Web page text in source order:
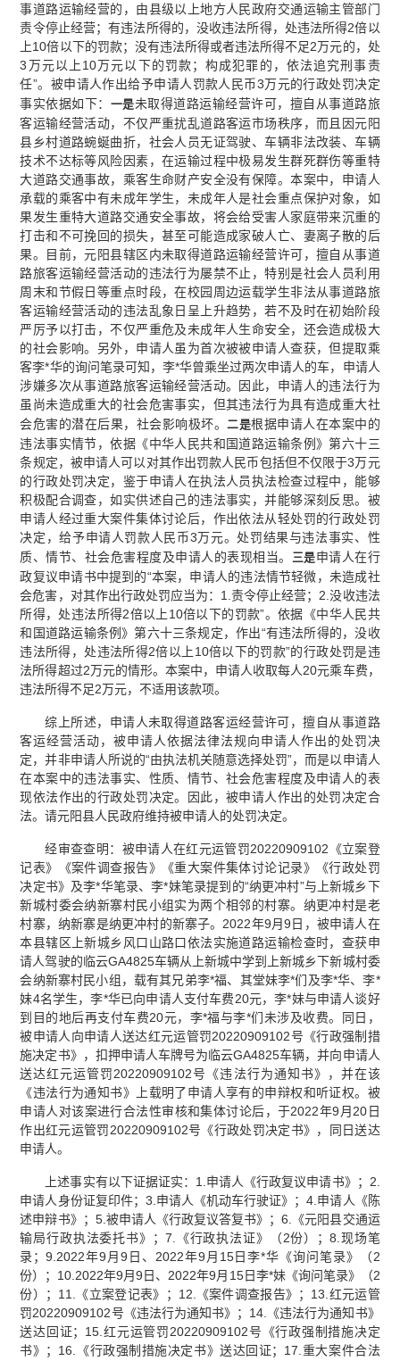
事道路运输经营的，由县级以上地方人民政府交通运输主管部门
责令停止经营；有违法所得的，没收违法所得，处违法所得2倍以
上10倍以下的罚款；没有违法所得或者违法所得不足2万元的，处
3万元以上10万元以下的罚款；构成犯罪的，依法追究刑事责
任”。被申请人作出给予申请人罚款人民币3万元的行政处罚决定
事实依据如下： 一是未取得道路运输经营许可，擅自从事道路旅
客运输经营活动，不仅严重扰乱道路客运市场秩序，而且因元阳
县乡村道路蜿蜒曲折，社会人员无证驾驶、车辆非法改装、车辆
技术不达标等风险因素，在运输过程中极易发生群死群伤等重特
大道路交通事故，乘客生命财产安全没有保障。本案中，申请人
承载的乘客中有未成年学生，未成年人是社会重点保护对象，如
果发生重特大道路交通安全事故，将会给受害人家庭带来沉重的
打击和不可挽回的损失，甚至可能造成家破人亡、妻离子散的后
果。目前，元阳县辖区内未取得道路运输经营许可，擅自从事道
路旅客运输经营活动的违法行为屡禁不止，特别是社会人员利用
周末和节假日等重点时段，在校园周边运载学生非法从事道路旅
客运输经营活动的违法乱象日呈上升趋势，若不及时在初始阶段
严厉予以打击，不仅严重危及未成年人生命安全，还会造成极大
的社会影响。另外，申请人虽为首次被被申请人查获，但提取乘
客李*华的询问笔录可知，李*华曾乘坐过两次申请人的车，申请人
涉嫌多次从事道路旅客运输经营活动。因此，申请人的违法行为
虽尚未造成重大的社会危害事实，但其违法行为具有造成重大社
会危害的潜在后果，社会影响极坏。二是根据申请人在本案中的
违法事实情节，依据《中华人民共和国道路运输条例》第六十三
条规定，被申请人可以对其作出罚款人民币包括但不仅限于3万元
的行政处罚决定，鉴于申请人在执法人员执法检查过程中，能够
积极配合调查，如实供述自己的违法事实，并能够深刻反思。被
申请人经过重大案件集体讨论后，作出依法从轻处罚的行政处罚
决定，给予申请人罚款人民币3万元。处罚结果与违法事实、性
质、情节、社会危害程度及申请人的表现相当。
三是申请人在行
政复议申请书中提到的“本案，申请人的违法情节轻微，未造成社
会危害，对其作出行政处罚应当为：1.责令停止经营；2.没收违法
所得，处违法所得2倍以上10倍以下的罚款”。依据《中华人民共
和国道路运输条例》第六十三条规定，作出“有违法所得的，没收
违法所得，处违法所得2倍以上10倍以下的罚款”的行政处罚是违
法所得超过2万元的情形。本案中，申请人收取每人20元乘车费，
违法所得不足2万元，不适用该款项。
综上所述，申请人未取得道路客运经营许可，擅自从事道路
客运经营活动，被申请人依据法律法规向申请人作出的处罚决
定，并非申请人所说的“由执法机关随意选择处罚”，而是以申请人
在本案中的违法事实、性质、情节、社会危害程度及申请人的表
现依法作出的行政处罚决定。因此，被申请人作出的处罚决定合
法。请元阳县人民政府维持被申请人的处罚决定。
经审查查明：被申请人在红元运管罚20220909102《立案登
记表》《案件调查报告》《重大案件集体讨论记录》《行政处罚
决定书》及李*华笔录、李*妹笔录提到的“纳更冲村”与上新城乡下
新城村委会纳新寨村民小组实为两个相邻的村寨。纳更冲村是老
村寨，纳新寨是纳更冲村的新寨子。2022年9月9日，被申请人在
本县辖区上新城乡风口山路口依法实施道路运输检查时，查获申
请人驾驶的临云GA4825车辆从上新城中学到上新城乡下新城村委
会纳新寨村民小组，载有其兄弟李*福、其堂妹李*们及李*华、李*
妹4名学生，李*华已向申请人支付车费20元，李*妹与申请人谈好
到目的地后再支付车费20元，李*福与李*们未涉及收费。同日，
被申请人向申请人送达红元运管罚20220909102号《行政强制措
施决定书》，扣押申请人车牌号为临云GA4825车辆，并向申请人
送达红元运管罚20220909102号《违法行为通知书》，并在该
《违法行为通知书》上载明了申请人享有的申辩权和听证权。被
申请人对该案进行合法性审核和集体讨论后，于2022年9月20日
作出红元运管罚20220909102号《行政处罚决定书》，同日送达
申请人。
上述事实有以下证据证实：1.申请人《行政复议申请书》；2.
申请人身份证复印件；3.申请人《机动车行驶证》；4.申请人《陈
述申辩书》；5.被申请人《行政复议答复书》；6.《元阳县交通运
输局行政执法委托书》；7.《行政执法证》（2份）；8.现场笔
录；9.2022年9月9日、2022年9月15日李*华《询问笔录》（2
份）；10.2022年9月9日、2022年9月15日李*妹《询问笔录》（2
份）；11.《立案登记表》；12.《案件调查报告》；13.红元运管
罚20220909102号《违法行为通知书》；14.《违法行为通知书》
送达回证；15.红元运管罚20220909102号《行政强制措施决定
书》；16.《行政强制措施决定书》送达回证；17.重大案件合法